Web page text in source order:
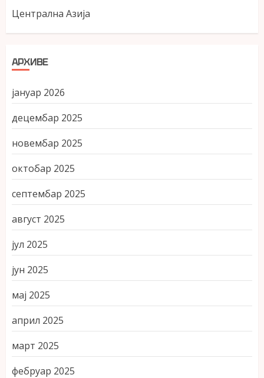
Централна Азија
АРХИВЕ
јануар 2026
децембар 2025
новембар 2025
октобар 2025
септембар 2025
август 2025
јул 2025
јун 2025
мај 2025
април 2025
март 2025
фебруар 2025